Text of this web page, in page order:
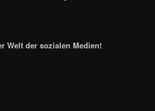
Welt der sozialen Medien!